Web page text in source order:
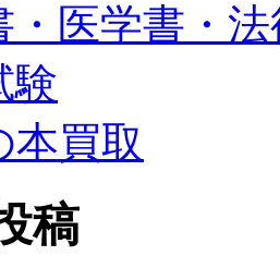
・医学書・
験
本買取
稿